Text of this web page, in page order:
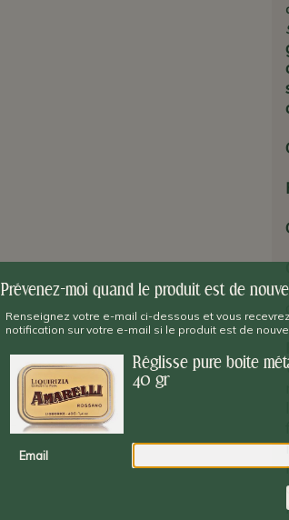
Prévenez-moi quand le produit est de
Renseignez votre e-mail ci-dessous et vous
notification sur votre e-mail si le produit est de
Réglisse pure boite
40 gr
Email